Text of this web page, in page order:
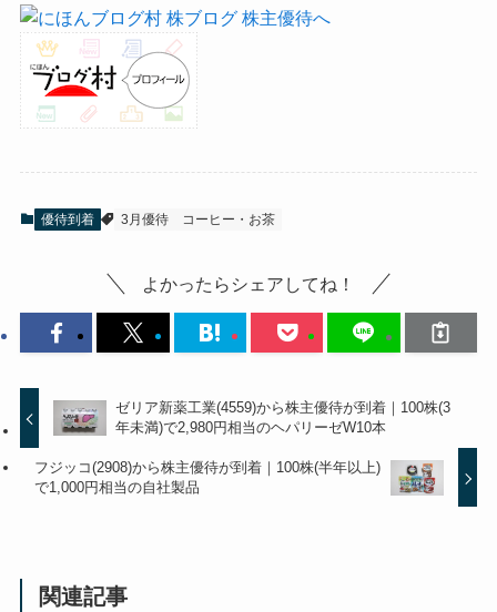
優待到着 3月優待 コーヒー・お茶
よかったらシェアしてね！
ゼリア新薬工業(4559)から株主優待が到着｜100株(3
年未満)で2,980円相当のヘパリーゼW10本
フジッコ(2908)から株主優待が到着｜100株(半年以上)
で1,000円相当の自社製品
関連記事